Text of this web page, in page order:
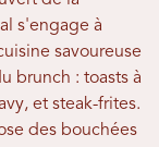
s'engage à
savoureuse
brunch : toasts à
et steak-frites.
des bouchées